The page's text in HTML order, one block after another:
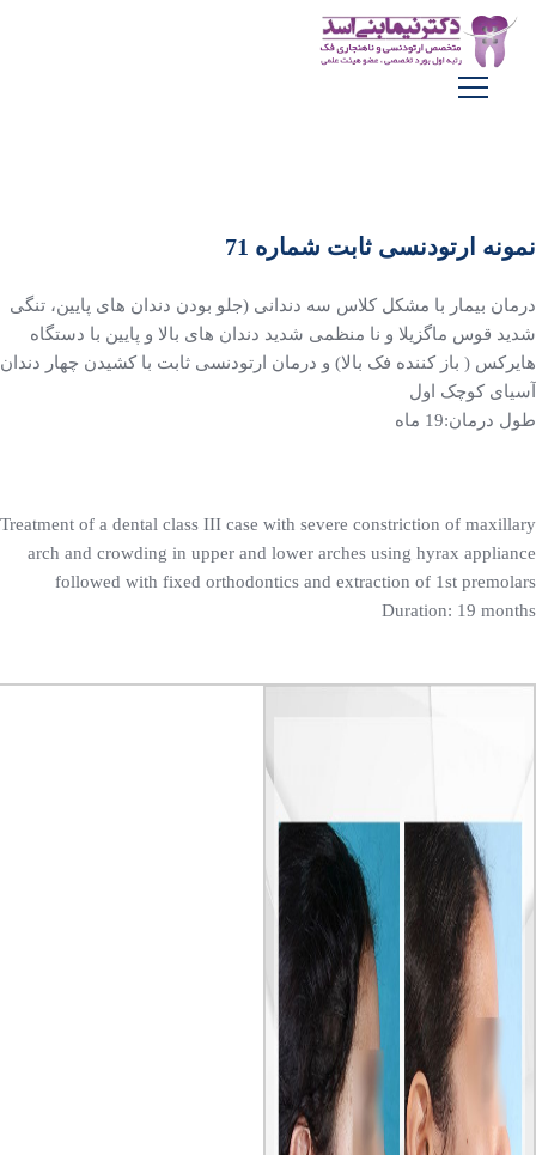
نمونه ارتودنسی ثابت شماره 71
درمان بیمار با مشکل کلاس سه دندانی (جلو بودن دندان های پایین، تنگی
شدید قوس ماگزیلا و نا منظمی شدید دندان های بالا و پایین با دستگاه
هایرکس ( باز کننده فک بالا) و درمان ارتودنسی ثابت با کشیدن چهار دندان
آسیای کوچک اول
طول درمان:19 ماه
‏Treatment of a dental class III case with severe constriction of maxillary
arch and crowding in upper and lower arches using hyrax appliance
followed with fixed orthodontics and extraction of 1st premolars